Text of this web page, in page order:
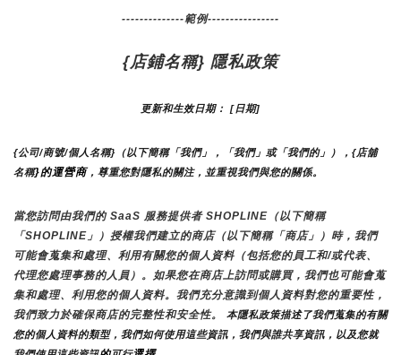
--------------範例----------------
{店鋪名稱} 隱私政策
更新和生效日期： [日期]
{公司/商號/個人名稱}（以下簡稱「我們」，「我們」或「我們的」），{店舖
名稱}的運營商，尊重您對隱私的關注，並重視我們與您的關係。
當您訪問由我們的 SaaS 服務提供者 SHOPLINE（以下簡稱
「SHOPLINE」）授權我們建立的商店（以下簡稱「商店」）時，我們
可能會蒐集和處理、利用有關您的個人資料（包括您的員工和/或代表、
代理您處理事務的人員）。如果您在商店上訪問或購買，我們也可能會蒐
集和處理、利用您的個人資料。我們充分意識到個人資料對您的重要性，
我們致力於確保商店的完整性和安全性。
本隱私政策描述了我們蒐集的有關
您的個人資料的類型，我們如何使用這些資訊，我們與誰共享資訊，以及您就